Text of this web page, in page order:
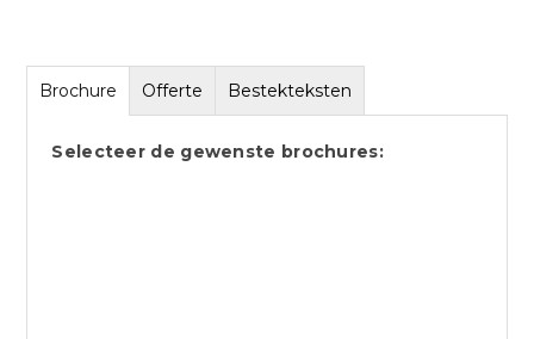
Brochure Offerte Bestekteksten
Selecteer de gewenste brochures: